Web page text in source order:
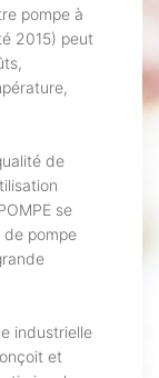
pompe à
2015) peut
de
se
pompe
industrielle
et